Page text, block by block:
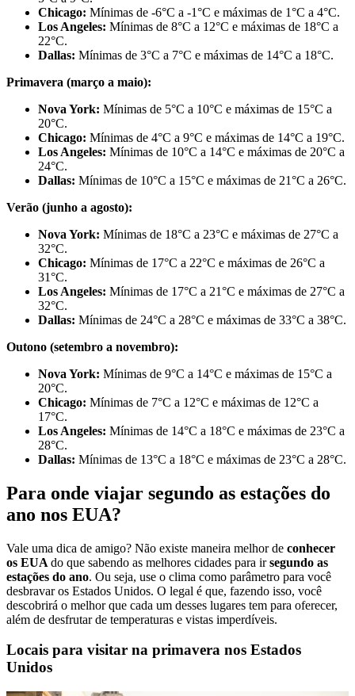
Chicago: Mínimas de -6°C a -1°C e máximas de 1°C a 4°C.
Los Angeles: Mínimas de 8°C a 12°C e máximas de 18°C a
22°C.
Dallas: Mínimas de 3°C a 7°C e máximas de 14°C a 18°C.
Primavera (março a maio):
Nova York: Mínimas de 5°C a 10°C e máximas de 15°C a
20°C.
Chicago: Mínimas de 4°C a 9°C e máximas de 14°C a 19°C.
Los Angeles: Mínimas de 10°C a 14°C e máximas de 20°C a
24°C.
Dallas: Mínimas de 10°C a 15°C e máximas de 21°C a 26°C.
Verão (junho a agosto):
Nova York: Mínimas de 18°C a 23°C e máximas de 27°C a
32°C.
Chicago: Mínimas de 17°C a 22°C e máximas de 26°C a
31°C.
Los Angeles: Mínimas de 17°C a 21°C e máximas de 27°C a
32°C.
Dallas: Mínimas de 24°C a 28°C e máximas de 33°C a 38°C.
Outono (setembro a novembro):
Nova York: Mínimas de 9°C a 14°C e máximas de 15°C a
20°C.
Chicago: Mínimas de 7°C a 12°C e máximas de 12°C a
17°C.
Los Angeles: Mínimas de 14°C a 18°C e máximas de 23°C a
28°C.
Dallas: Mínimas de 13°C a 18°C e máximas de 23°C a 28°C.
Para onde viajar segundo as estações do
ano nos EUA?
Vale uma dica de amigo? Não existe maneira melhor de conhecer
os EUA do que sabendo as melhores cidades para irsegundo as
estações do ano. Ou seja, use o clima como parâmetro para você
desbravar os Estados Unidos. O legal é que, fazendo isso, você
descobrirá o melhor que cada um desses lugares tem para oferecer,
além de desfrutar de temperaturas e vistas imperdíveis.
Locais para visitar na primavera nos Estados
Unidos